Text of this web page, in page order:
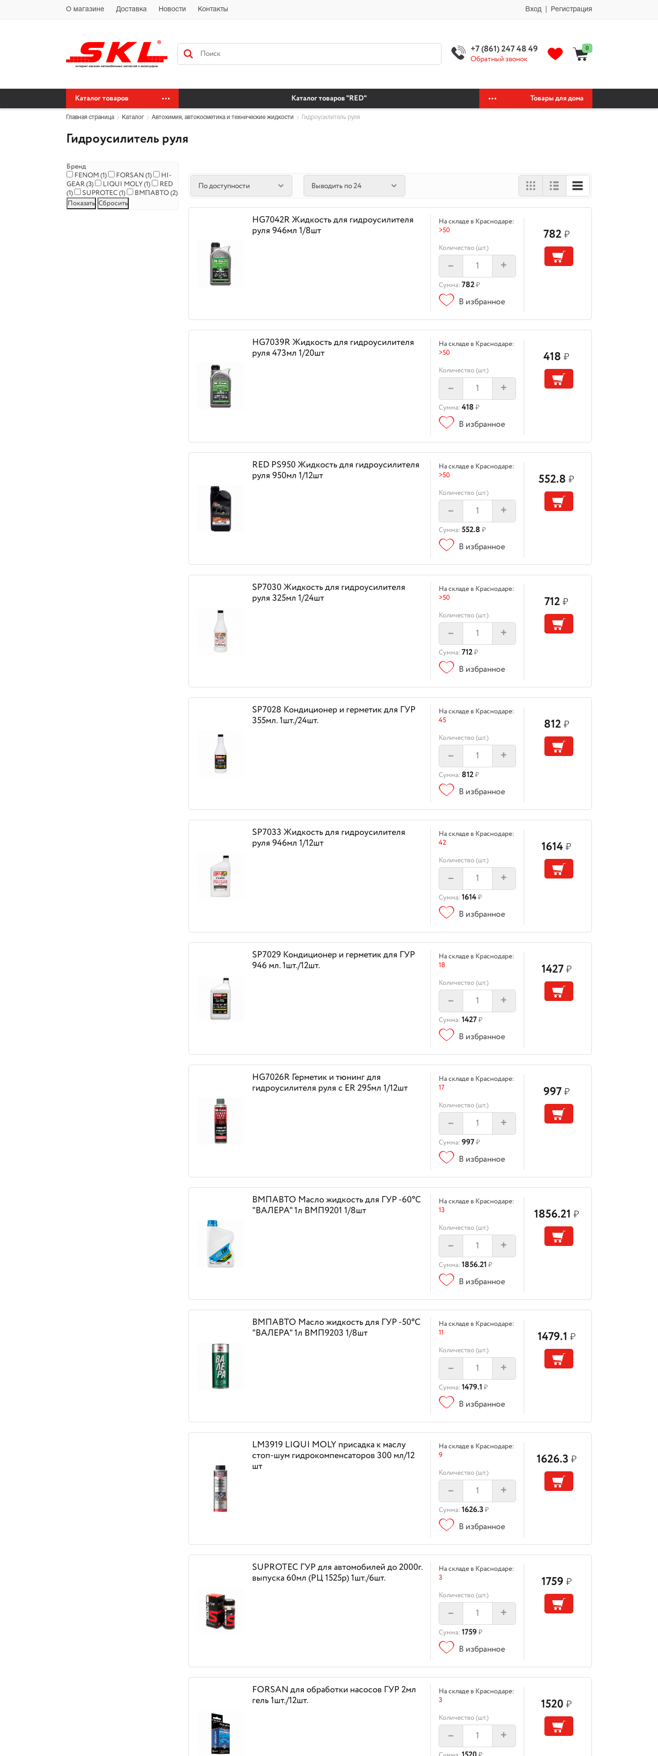
Автохимия Краснодар Доставка доставка по Краснодарскому краю бесплатная доставка бытовая химия автомобильные масла магазин автохимии автохимия официальный сайт автохимии автохимия официальный
сайт автохимия оптомО магазине Доставка Новости Контакты Вход | Регистрация
+7 (861) 247 48 49
Обратный звонок
0
Каталог товаров Каталог товаров "RED" Товары для дома
Главная страница Каталог Автохимия, автокосметика и технические жидкости Гидроусилитель руля
Гидроусилитель руля
Бренд
FENOM (1) FORSAN (1)
HI-
GEAR (3) LIQUI MOLY (1)
RED
(1) SUPROTEC (1) ВМПАВТО (2)
По доступности Выводить по 24
HG7042R Жидкость для гидроусилителя
руля 946мл 1/8шт
На складе в Краснодаре:
>50
Количество (шт.)
– +
Сумма: 782₽
В избранное
782 ₽
HG7039R Жидкость для гидроусилителя
руля 473мл 1/20шт
На складе в Краснодаре:
>50
Количество (шт.)
– +
Сумма: 418 ₽
В избранное
418₽
RED PS950 Жидкость для гидроусилителя
руля 950мл 1/12шт
На складе в Краснодаре:
>50
Количество (шт.)
– +
Сумма: 552.8 ₽
В избранное
552.8₽
SP7030 Жидкость для гидроусилителя
руля 325мл 1/24шт
На складе в Краснодаре:
>50
Количество (шт.)
– +
Сумма: 712₽
В избранное
712₽
SP7028 Кондиционер и герметик для ГУР
355мл. 1шт./24шт.
На складе в Краснодаре:
45
Количество (шт.)
– +
Сумма: 812₽
В избранное
812 ₽
SP7033 Жидкость для гидроусилителя
руля 946мл 1/12шт
На складе в Краснодаре:
42
Количество (шт.)
– +
Сумма: 1614₽
В избранное
1614₽
SP7029 Кондиционер и герметик для ГУР
946 мл. 1шт./12шт.
На складе в Краснодаре:
18
Количество (шт.)
– +
Сумма: 1427₽
В избранное
1427₽
HG7026R Герметик и тюнинг для
гидроусилителя руля с ER 295мл 1/12шт
На складе в Краснодаре:
17
Количество (шт.)
– +
Сумма: 997₽
В избранное
997₽
ВМПАВТО Масло жидкость для ГУР -60°С
"ВАЛЕРА" 1л ВМП9201 1/8шт
На складе в Краснодаре:
13
Количество (шт.)
– +
Сумма: 1856.21 ₽
В избранное
1856.21 ₽
ВМПАВТО Масло жидкость для ГУР -50°С
"ВАЛЕРА" 1л ВМП9203 1/8шт
На складе в Краснодаре:
11
Количество (шт.)
– +
Сумма: 1479.1 ₽
В избранное
1479.1 ₽
LM3919 LIQUI MOLY присадка к маслу
стоп-шум гидрокомпенсаторов 300 мл/12
шт
На складе в Краснодаре:
9
Количество (шт.)
– +
Сумма: 1626.3₽
В избранное
1626.3 ₽
SUPROTEC ГУР для автомобилей до 2000г.
выпуска 60мл (РЦ 1525р) 1шт./6шт.
На складе в Краснодаре:
3
Количество (шт.)
– +
Сумма: 1759 ₽
В избранное
1759 ₽
FORSAN для обработки насосов ГУР 2мл
гель 1шт./12шт.
На складе в Краснодаре:
3
Количество (шт.)
– +
1520₽